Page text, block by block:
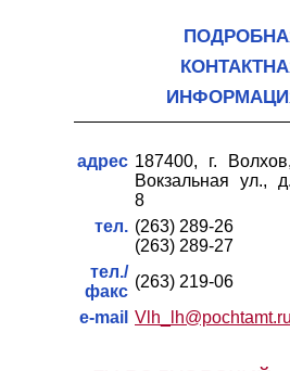
адрес 187400, г.
Вокзальная ул.,
8
тел. (263) 289-26
(263) 289-27
тел./
факс
(263) 219-06
e-mail